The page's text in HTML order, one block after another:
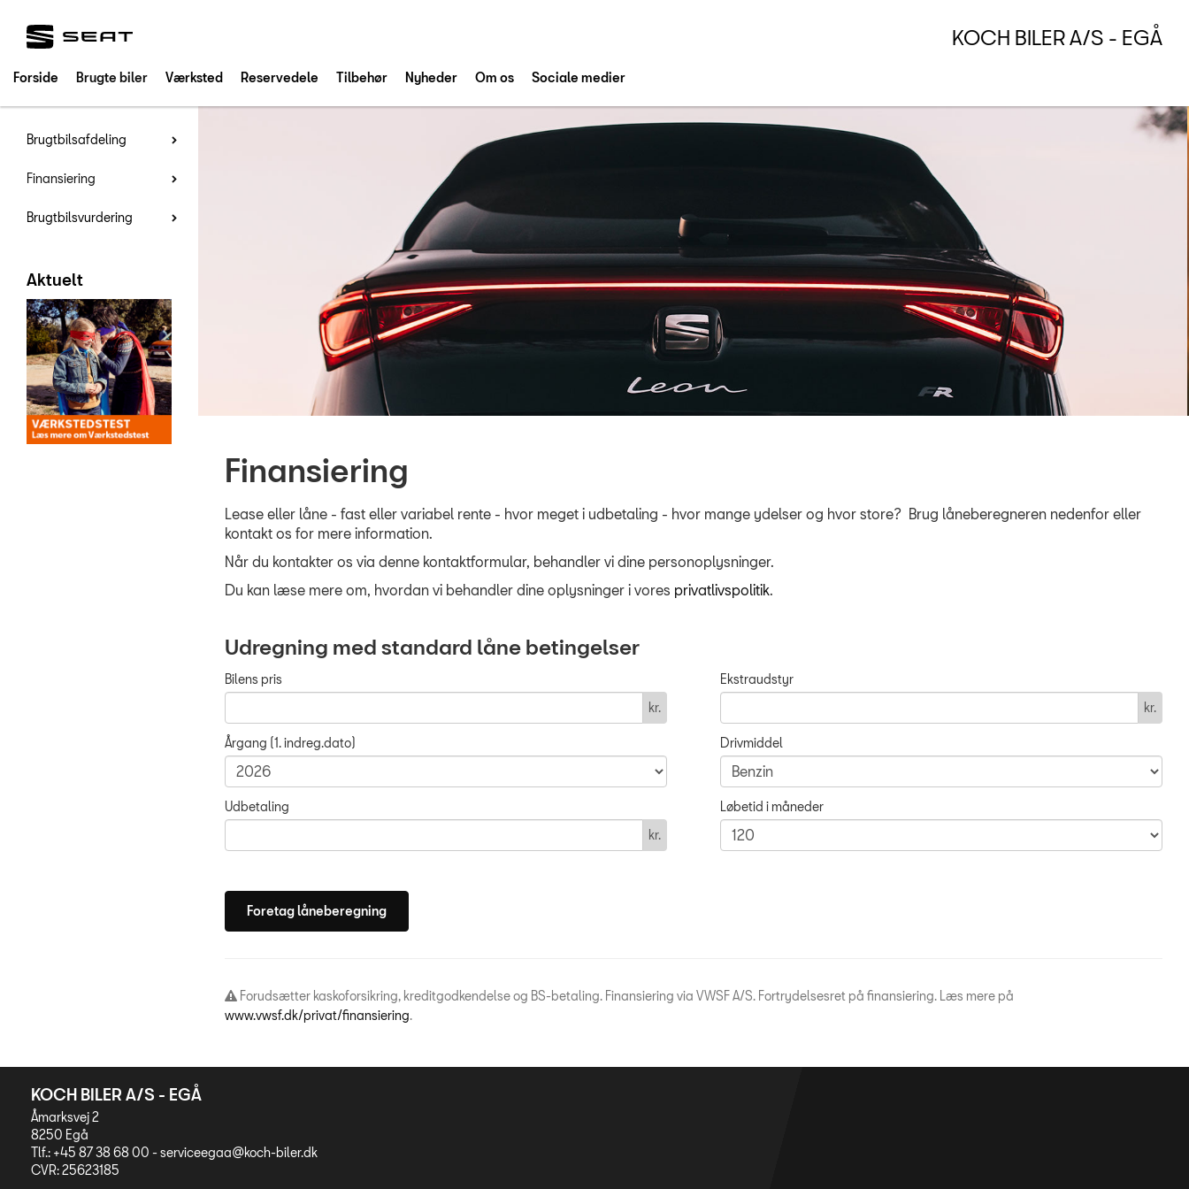
Forside Brugte biler Værksted Reservedele Tilbehør Nyheder Om os Sociale medier
KOCH BILER A/S - EGÅ
Brugtbilsafdeling
Finansiering
Brugtbilsvurdering
Aktuelt
Finansiering
Lease eller låne - fast eller variabel rente - hvor meget i udbetaling - hvor mange ydelser og hvor store? Brug låneberegneren nedenfor eller
kontakt os for mere information.
Når du kontakter os via denne kontaktformular, behandler vi dine personoplysninger.
Du kan læse mere om, hvordan vi behandler dine oplysninger i vores privatlivspolitik
Udregning med standard låne betingelser
Bilens pris
kr.
Ekstraudstyr
kr.
Årgang (1. indreg.dato) Drivmiddel
Udbetaling
kr.
Løbetid i måneder
Forudsætter kaskoforsikring, kreditgodkendelse og BS-betaling. Finansiering via VWSF A/S. Fortrydelsesret på finansiering. Læs mere på
www.vwsf.dk/privat/finansiering.
KOCH BILER A/S - EGÅ
Åmarksvej 2
8250 Egå
Tlf.: +45 87 38 68 00 -serviceegaa@koch-biler.dk
CVR: 25623185